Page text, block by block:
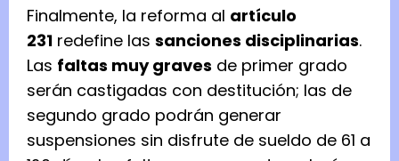
Finalmente, la reforma al artículo
231 redefine las sanciones disciplinarias.
Las faltas muy graves de primer grado
serán castigadas con destitución; las de
segundo grado podrán generar
suspensiones sin disfrute de sueldo de 61 a